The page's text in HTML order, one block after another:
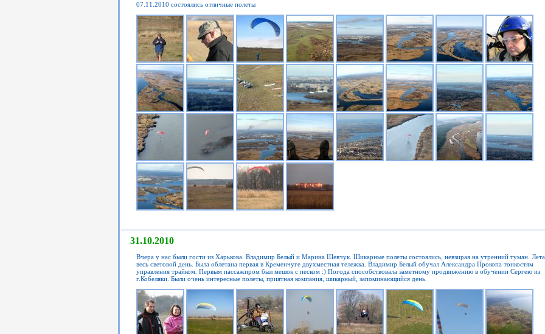
07.11.2010 состоялись отличные полеты
31.10.2010
Вчера у нас были гости из Харькова. Владимир Белый и Марина Шевчук. Шикарные полеты состоялись, невзирая на утренний туман.
весь световой день. Была облетана первая в Кременчуге двухместная тележка. Владимир Белый обучал Александра Прокопа тонкостям
управления трайком. Первым пассажиром был мешок с песком :) Погода способствовала заметному продвижению в обучении Сергею из
г.Кобеляки. Были очень интересные полеты, приятная компания, шикарный, запоминающийся день.